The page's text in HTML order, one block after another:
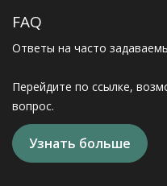
FAQ
Ответы на часто
Перейдите по ссылке,
вопрос.
Узнать больше